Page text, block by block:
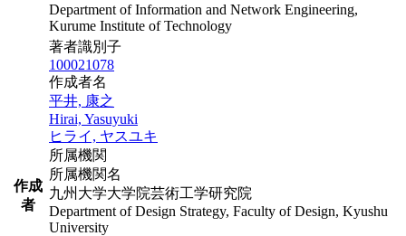
作成
者
Department of Information and Network Engineering,
Kurume Institute of Technology
著者識別子
100021078
作成者名
平井, 康之
Hirai, Yasuyuki
ヒライ, ヤスユキ
所属機関
所属機関名
九州大学大学院芸術工学研究院
Department of Design Strategy, Faculty of Design, Kyushu
University